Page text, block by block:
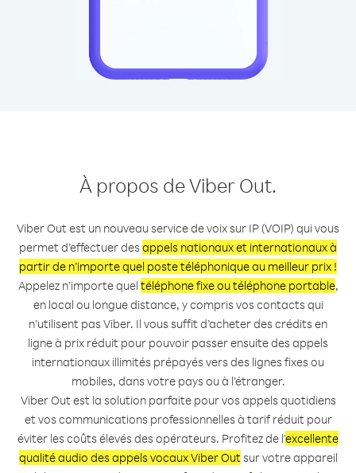
À propos de Viber Out.
Viber Out est un nouveau service de voix sur IP (VOIP) qui vous
permet d’effectuer desappels nationaux et internationaux à
partir de n’importe quel poste téléphonique au meilleur prix !
Appelez n’importe quel téléphone fixe ou téléphone portable,
en local ou longue distance, y compris vos contacts qui
n’utilisent pas Viber. Il vous suffit d’acheter des crédits en
ligne à prix réduit pour pouvoir passer ensuite des appels
internationaux illimités prépayés vers des lignes fixes ou
mobiles, dans votre pays ou à l’étranger.
Viber Out est la solution parfaite pour vos appels quotidiens
et vos communications professionnelles à tarif réduit pour
éviter les coûts élevés des opérateurs. Profitez de l'excellente
qualité audio des appels vocaux Viber Outsur votre appareil